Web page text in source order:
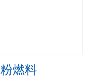
燃料